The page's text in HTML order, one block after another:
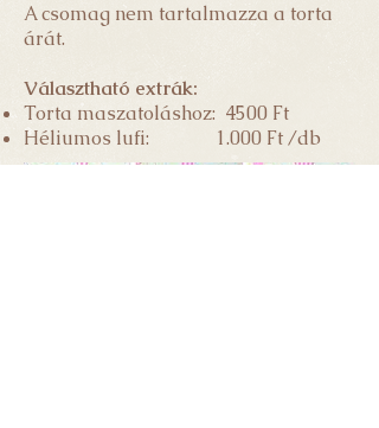
A csomag nem tartalmazza a torta
árát.
Választható extrák:
Torta maszatoláshoz: 4500 Ft
Héliumos lufi: 1.000 Ft /db